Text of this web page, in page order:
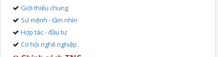
Giới thiệu chung
Sứ mệnh - tầm nhìn
Hợp tác - đầu tư
Cơ hội nghề nghiệp